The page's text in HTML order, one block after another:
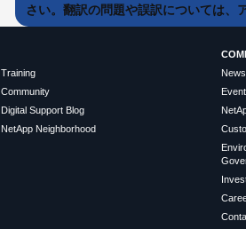
さい。翻訳の問題や誤訳については、
Training
Community
Digital Support Blog
NetApp Neighborhood